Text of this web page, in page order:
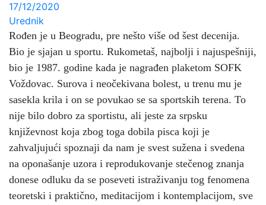
17/12/2020
Urednik
Rođen je u Beogradu, pre nešto više od šest decenija.
Bio je sjajan u sportu. Rukometaš, najbolji i najuspešniji,
bio je 1987. godine kada je nagrađen plaketom SOFK
Voždovac. Surova i neočekivana bolest, u trenu mu je
sasekla krila i on se povukao se sa sportskih terena. To
nije bilo dobro za sportistu, ali jeste za srpsku
književnost koja zbog toga dobila pisca koji je
zahvaljujući spoznaji da nam je svest sužena i svedena
na oponašanje uzora i reprodukovanje stečenog znanja
donese odluku da se poseveti istraživanju tog fenomena
teoretski i praktično, meditacijom i kontemplacijom, sve